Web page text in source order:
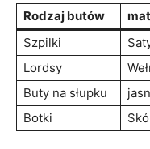
Rodzaj butów
Szpilki
Lordsy
Buty na słupku
Botki